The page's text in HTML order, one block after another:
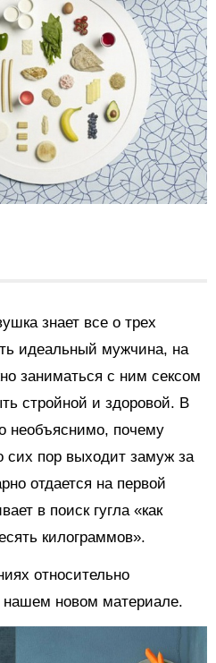
знает все о трех
идеальный мужчина, на
заниматься с ним сексом
стройной и здоровой. В
необъяснимо, почему
сих пор выходит замуж за
отдается на первой
в поиск гугла «как
килограммов».
относительно
нашем новом материале.